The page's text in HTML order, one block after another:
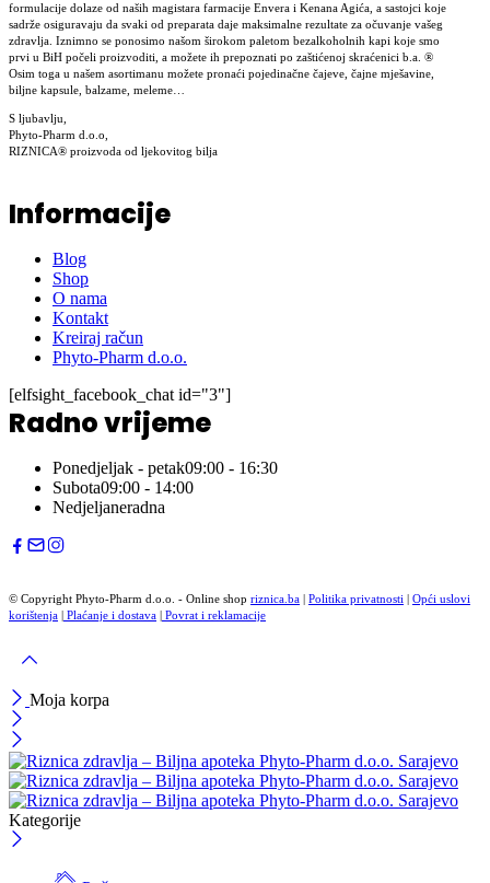
formulacije dolaze od naših magistara farmacije Envera i Kenana Agića, a sastojci koje
sadrže osiguravaju da svaki od preparata daje maksimalne rezultate za očuvanje vašeg
zdravlja. Iznimno se ponosimo našom širokom paletom bezalkoholnih kapi koje smo
prvi u BiH počeli proizvoditi, a možete ih prepoznati po zaštićenoj skraćenici b.a. ®
Osim toga u našem asortimanu možete pronaći pojedinačne čajeve, čajne mješavine,
biljne kapsule, balzame, meleme…
S ljubavlju,
Phyto-Pharm d.o.o,
RIZNICA® proizvoda od ljekovitog bilja
Informacije
Blog
Shop
O nama
Kontakt
Kreiraj račun
Phyto-Pharm d.o.o.
[elfsight_facebook_chat id="3"]
Radno vrijeme
Ponedjeljak - petak09:00 - 16:30
Subota09:00 - 14:00
Nedjeljaneradna
© Copyright Phyto-Pharm d.o.o. - Online shop riznica.ba | Politika privatnosti | Opći uslovi
korištenja | Plaćanje i dostava | Povrat i reklamacije
Moja korpa
Kategorije